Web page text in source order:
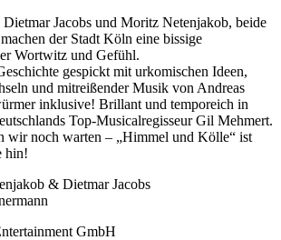
Jacobs und Moritz Netenjakob, beide
der Stadt Köln eine bissige
Wortwitz und Gefühl.
gespickt mit urkomischen Ideen,
und mitreißender Musik von Andreas
inklusive! Brillant und temporeich in
Top-Musicalregisseur Gil Mehmert.
wir noch warten – „Himmel und Kölle“ ist
hin!
& Dietmar Jacobs
GmbH